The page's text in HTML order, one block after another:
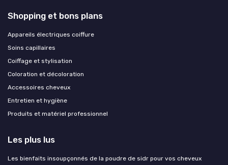
Shopping et bons plans
Appareils électriques coiffure
Soins capillaires
Coiffage et stylisation
Coloration et décoloration
Accessoires cheveux
Entretien et hygiène
Produits et matériel professionnel
Les plus lus
Les bienfaits insoupçonnés de la poudre de sidr pour vos cheveux